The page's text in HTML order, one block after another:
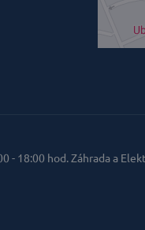
- 18:00 hod. Záhrada a